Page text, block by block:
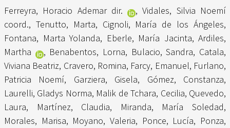
Ferreyra, Horacio Ademar dir.
,Vidales, Silvia Noemí
coord., Tenutto, Marta, Cignoli, María de los Ángeles,
Fontana, Marta Yolanda, Eberle, María Jacinta, Ardiles,
Martha
, Benabentos, Lorna, Bulacio, Sandra, Catala,
Viviana Beatriz, Cravero, Romina, Farcy, Emanuel, Furlano,
Patricia Noemí, Garziera, Gisela, Gómez, Constanza,
Laurelli, Gladys Norma, Malik de Tchara, Cecilia, Quevedo,
Laura, Martínez, Claudia, Miranda, María Soledad,
Morales, Marisa, Moyano, Valeria, Ponce, Lucía, Ponza,